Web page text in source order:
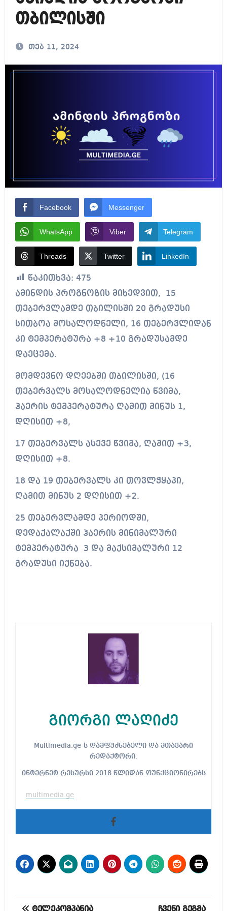
თბილისში
თებ 11, 2024
Facebook Messenger
WhatsApp Viber Telegram
Threads Twitter LinkedIn
წაკითხვა: 475
ამინდის პროგნოზის მიხედვით, 15
თებერვლამდე თბილისში 20 გრადუსი
სითბოა მოსალოდნელი, 16 თებერვლიდან
კი ტემპერატურა +8 +10 გრადუსამდე
დაეცემა.
მომდევნო დღეებში თბილისში, (16
თებერვალს მოსალოდნელია წვიმა,
ჰაერის ტემპერატურა ღამით მინუს 1,
დღისით +8,
17 თებერვალს ასევე წვიმა, ღამით +3,
დღისით +8.
18 და 19 თებერვალს კი თოვლჭყაპი,
ღამით მინუს 2 დღისით +2.
25 თებერვლამდე პერიოდში,
დედაქალაქში ჰაერის მინიმალური
ტემპერატურა 3 და მაქსიმალური 12
გრადუსი იქნება.
გიორგი ლაღიძე
Multimedia.ge-ს დამფუძნებელი და მთავარი
რედაქტორი.
ინტერნეტ რესურსი 2018 წლიდან ფუნქციონირებს
multimedia.ge
პოსტის